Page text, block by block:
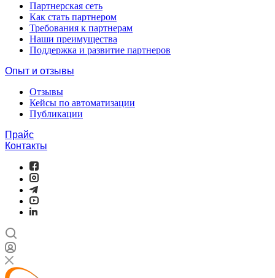
Партнерская сеть
Как стать партнером
Требования к партнерам
Наши преимущества
Поддержка и развитие партнеров
Опыт и отзывы
Отзывы
Кейсы по автоматизации
Публикации
Прайс
Контакты